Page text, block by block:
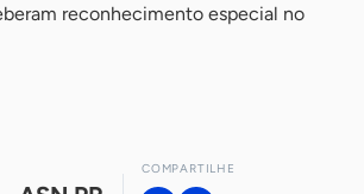
reconhecimento especial no
COMPARTILHE